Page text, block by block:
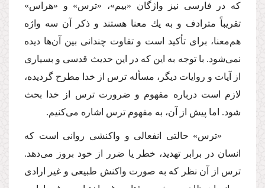
كه در فارسى نیز واژگان «بیم»، «ترس» و «هراس»
تقریباً مترادف و به یك معنا هستند و ذكر آن سه واژه
هم‌معنا، براى تأكید است و تفاوت چندانى بین آن‌ها دیده
نمى‌شود. با توجه به این كه در این حدیث قدسى و بسیارى
از آیات و روایات دیگر، مسأله ترس از خدا مطرح گردیده،
لازم است درباره مفهوم و ضرورت ترس از خدا بحث
شود. اما پیش از آن، به مفهوم ترس اشاره مى‌كنیم.
«ترس» حالتى انفعالى و واكنشى روانى است كه
انسان در برابر تهدید، خطر یا ضرر از خود بروز مى‌دهد.
ترس از آن نظر كه به صورت واكنش طبیعى و غیر ارادى